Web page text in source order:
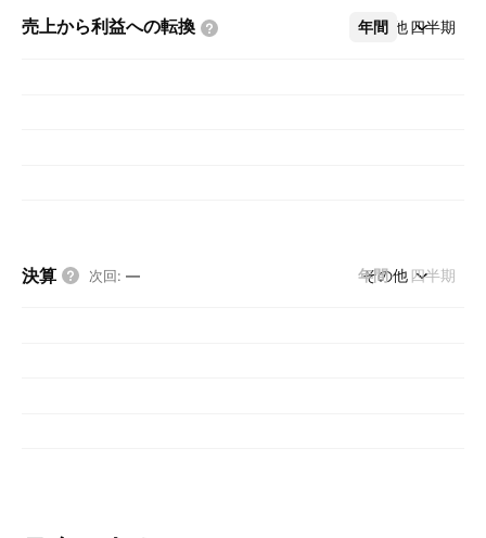
売上から利益への転換 年間 四半期
その他
決算 次回: — 年間 四半期
その他